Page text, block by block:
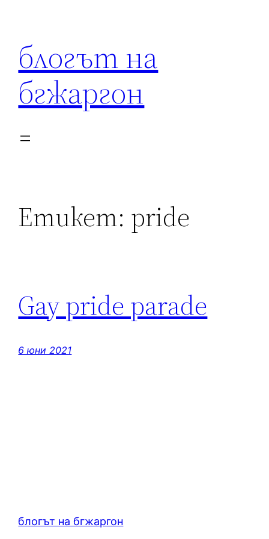
блогът на
бгжаргон
Етикет: pride
Gay pride parade
6 юни 2021
блогът на бгжаргон